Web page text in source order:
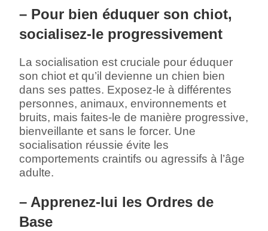
– Pour bien éduquer son chiot,
socialisez-le progressivement
La socialisation est cruciale pour éduquer
son chiot et qu’il devienne un chien bien
dans ses pattes. Exposez-le à différentes
personnes, animaux, environnements et
bruits, mais faites-le de manière progressive,
bienveillante et sans le forcer. Une
socialisation réussie évite les
comportements craintifs ou agressifs à l’âge
adulte.
– Apprenez-lui les Ordres de
Base